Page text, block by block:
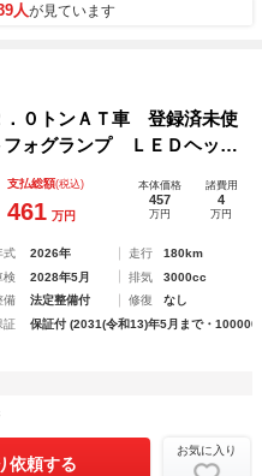
人が見ています
０トンＡＴ車 登録済未使
ォグランプ ＬＥＤヘッド
バックカメラ サイドバイ
停止表示板
支払総額(税込)
461 万円
本体価格
457
万円
諸費用
4
万円
式 2026年 走行
180km
検
2028年5月 排気
3000cc
備
法定整備付 修復
なし
証
保証付 (2031(令和13)年5月まで・
依頼する
お気に入り